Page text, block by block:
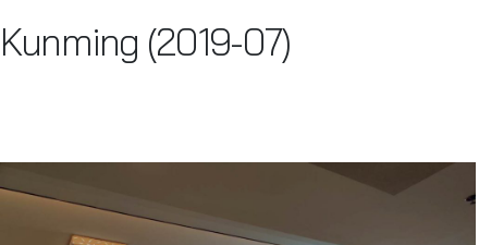
Kunming (2019-07)